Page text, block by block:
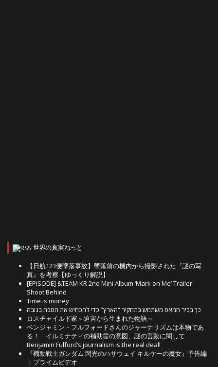
世界の真実ねっと
【日航123便墜落事故】墜落前の機内から撮影された『謎の写
真』を考察【ゆっくり解説】
[EPISODE] &TEAM KR 2nd Mini Album ‘Mark on Me’ Trailer
Shoot Behind
Time is money
כך בכיר חמאס משתמש בתחקיר “הארץ” כדי להכחיש את הטבח בנובה
ロスチャイルド家～迫害から生まれた物語～
ベンジャミン・フルフォードさんのジャーナリズムは本物であ
る！ イルミナティの補助霊の意図、謎の言動に関して
Benjamin Fulford’s journalism is the real deal!
『機動戦士ガンダム 閃光のハサウェイ キルケーの魔女』予告編
｜プライムビデオ